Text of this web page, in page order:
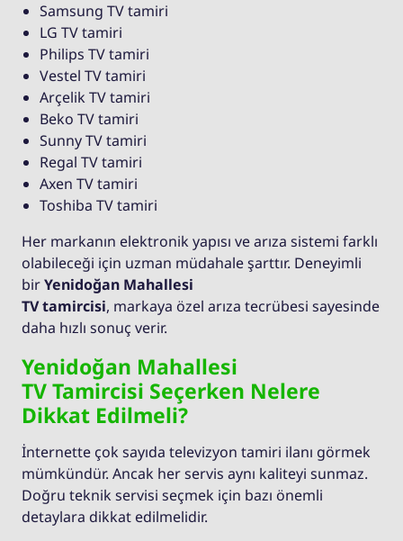
Samsung TV tamiri
LG TV tamiri
Philips TV tamiri
Vestel TV tamiri
Arçelik TV tamiri
Beko TV tamiri
Sunny TV tamiri
Regal TV tamiri
Axen TV tamiri
Toshiba TV tamiri
Her markanın elektronik yapısı ve arıza sistemi farklı
olabileceği için uzman müdahale şarttır. Deneyimli
birYenidoğan Mahallesi
TV tamircisi, markaya özel arıza tecrübesi sayesinde
daha hızlı sonuç verir.
Yenidoğan Mahallesi
TV Tamircisi Seçerken Nelere
Dikkat Edilmeli?
İnternette çok sayıda televizyon tamiri ilanı görmek
mümkündür. Ancak her servis aynı kaliteyi sunmaz.
Doğru teknik servisi seçmek için bazı önemli
detaylara dikkat edilmelidir.